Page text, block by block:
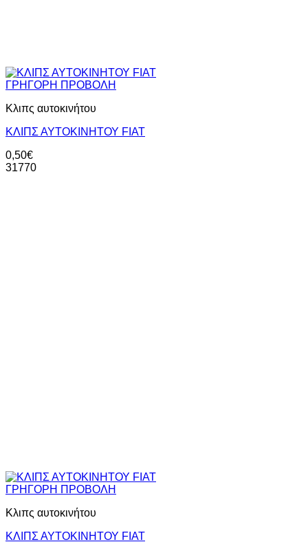
ΓΡΗΓΟΡΗ ΠΡΟΒΟΛΗ
Κλιπς αυτοκινήτου
ΚΛΙΠΣ ΑΥΤΟΚΙΝΗΤΟΥ FIAT
0,50€
31770
ΓΡΗΓΟΡΗ ΠΡΟΒΟΛΗ
Κλιπς αυτοκινήτου
ΚΛΙΠΣ ΑΥΤΟΚΙΝΗΤΟΥ FIAT